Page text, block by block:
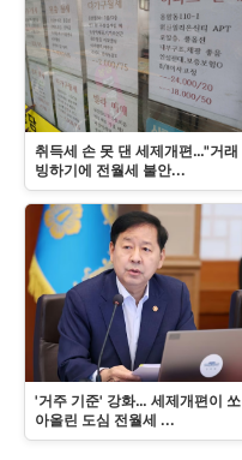
취득세 손 못 댄 세제개편…"거래
빙하기에 전월세 불안...
'거주 기준' 강화… 세제개편이 쏘
아올린 도심 전월세 ...